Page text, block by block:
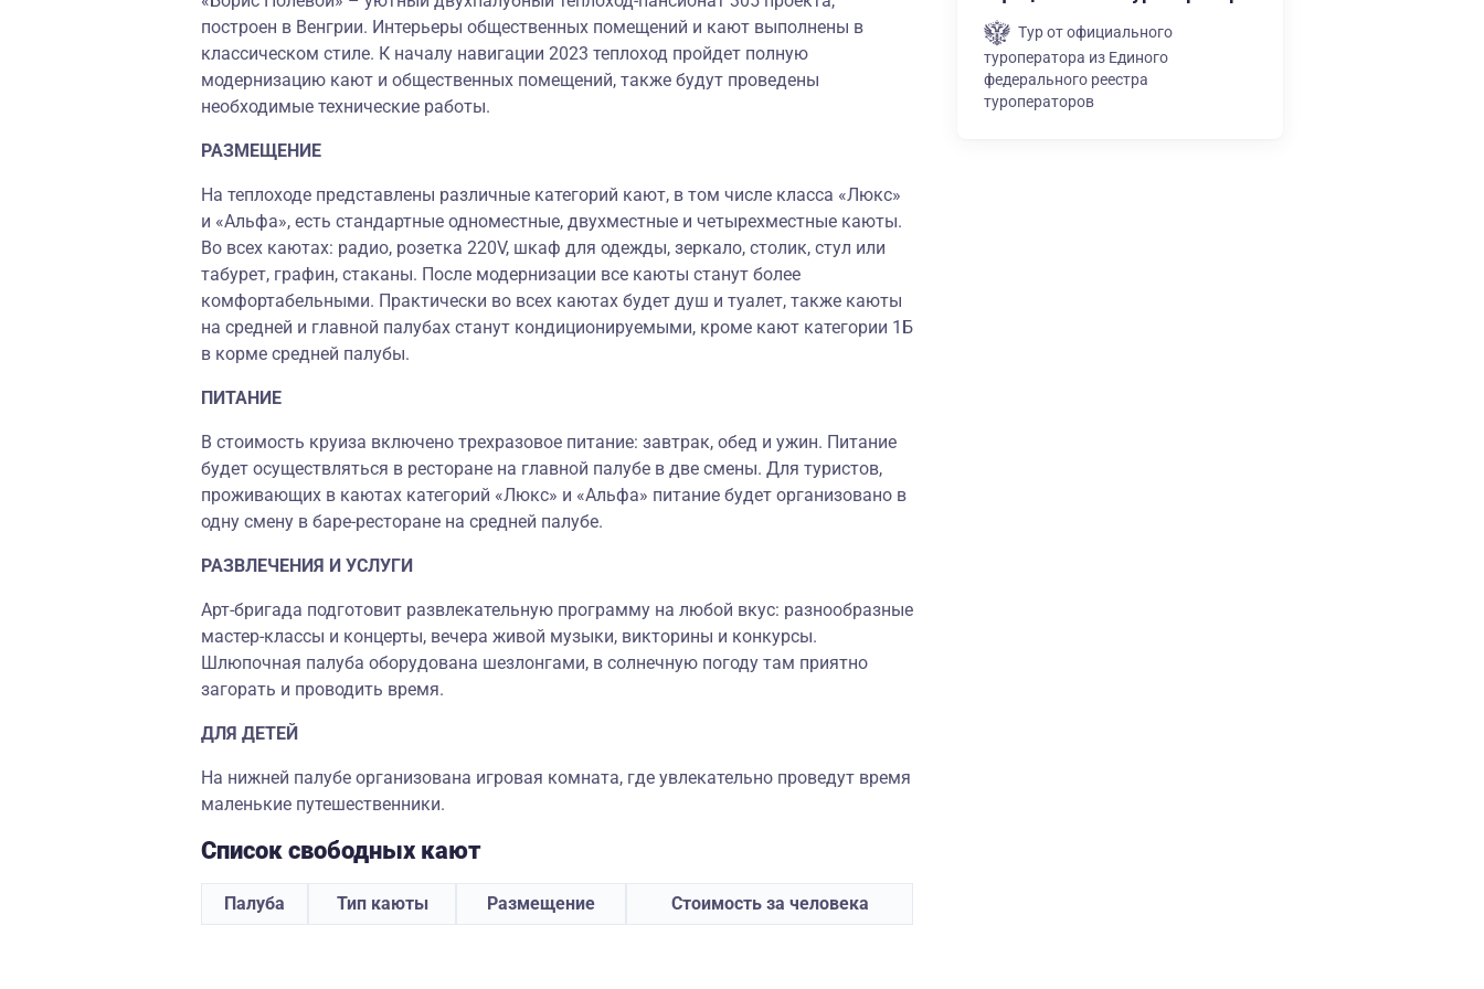
построен в Венгрии. Интерьеры общественных помещений и кают выполнены в
классическом стиле. К началу навигации 2023 теплоход пройдет полную
модернизацию кают и общественных помещений, также будут проведены
необходимые технические работы.
РАЗМЕЩЕНИЕ
На теплоходе представлены различные категорий кают, в том числе класса «Люкс»
и «Альфа», есть стандартные одноместные, двухместные и четырехместные каюты.
Во всех каютах: радио, розетка 220V, шкаф для одежды, зеркало, столик, стул или
табурет, графин, стаканы. После модернизации все каюты станут более
комфортабельными. Практически во всех каютах будет душ и туалет, также каюты
на средней и главной палубах станут кондиционируемыми, кроме кают категории 1Б
в корме средней палубы.
ПИТАНИЕ
В стоимость круиза включено трехразовое питание: завтрак, обед и ужин. Питание
будет осуществляться в ресторане на главной палубе в две смены. Для туристов,
проживающих в каютах категорий «Люкс» и «Альфа» питание будет организовано в
одну смену в баре-ресторане на средней палубе.
РАЗВЛЕЧЕНИЯ И УСЛУГИ
Арт-бригада подготовит развлекательную программу на любой вкус: разнообразные
мастер-классы и концерты, вечера живой музыки, викторины и конкурсы.
Шлюпочная палуба оборудована шезлонгами, в солнечную погоду там приятно
загорать и проводить время.
ДЛЯ ДЕТЕЙ
На нижней палубе организована игровая комната, где увлекательно проведут время
маленькие путешественники.
Список свободных кают
Палуба Тип каюты Размещение Стоимость за человека
Тур от официального
туроператора из Единого
федерального реестра
туроператоров